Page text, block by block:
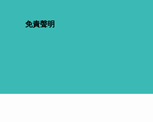
免責聲明